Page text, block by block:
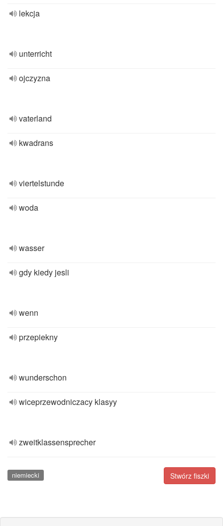
lekcja
unterricht
ojczyzna
vaterland
kwadrans
viertelstunde
woda
wasser
gdy kiedy jesli
wenn
przepiekny
wunderschon
wiceprzewodniczacy klasyy
zweitklassensprecher
Stwórz fiszki
niemiecki